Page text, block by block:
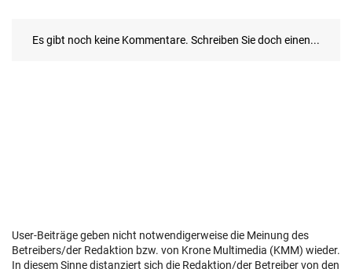
User-Beiträge geben nicht notwendigerweise die Meinung des
Betreibers/der Redaktion bzw. von Krone Multimedia (KMM) wieder.
In diesem Sinne distanziert sich die Redaktion/der Betreiber von den